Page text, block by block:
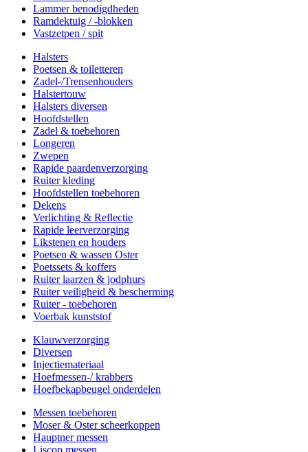
Lammer benodigdheden
Ramdektuig / -blokken
Vastzetpen / spit
Halsters
Poetsen & toiletteren
Zadel-/Trensenhouders
Halstertouw
Halsters diversen
Hoofdstellen
Zadel & toebehoren
Longeren
Zwepen
Rapide paardenverzorging
Ruiter kleding
Hoofdstellen toebehoren
Dekens
Verlichting & Reflectie
Rapide leerverzorging
Likstenen en houders
Poetsen & wassen Oster
Poetssets & koffers
Ruiter laarzen & jodphurs
Ruiter veiligheid & bescherming
Ruiter - toebehoren
Voerbak kunststof
Klauwverzorging
Diversen
Injectiemateriaal
Hoefmessen-/ krabbers
Hoefbekapbeugel onderdelen
Messen toebehoren
Moser & Oster scheerkoppen
Hauptner messen
Liscop messen